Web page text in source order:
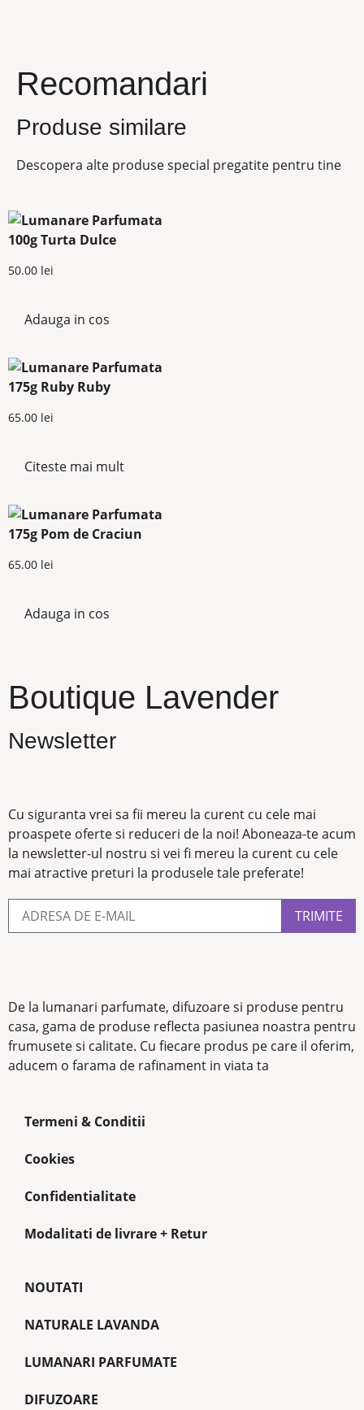
Recomandari
Produse similare
Descopera alte produse special pregatite pentru tine
50.00 lei
Adauga in cos
65.00 lei
Citeste mai mult
65.00 lei
Adauga in cos
Boutique Lavender
Newsletter
Cu siguranta vrei sa fii mereu la curent cu cele mai
proaspete oferte si reduceri de la noi! Aboneaza-te acum
la newsletter-ul nostru si vei fi mereu la curent cu cele
mai atractive preturi la produsele tale preferate!
De la lumanari parfumate, difuzoare si produse pentru
casa, gama de produse reflecta pasiunea noastra pentru
frumusete si calitate. Cu fiecare produs pe care il oferim,
aducem o farama de rafinament in viata ta
Termeni & Conditii
Cookies
Confidentialitate
Modalitati de livrare + Retur
NOUTATI
NATURALE LAVANDA
LUMANARI PARFUMATE
DIFUZOARE